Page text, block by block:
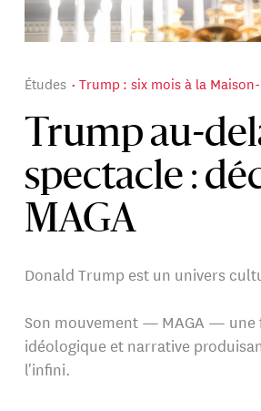
Trump au-
spectacle :
MAGA
Études Trump : six mois à la
Donald Trump est un univers
Son mouvement — MAGA — une
idéologique et narrative
l'infini.